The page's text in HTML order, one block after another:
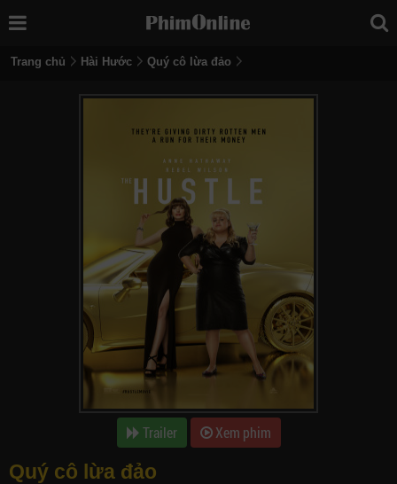
Trang chủ Hài Hước Quý cô lừa đảo
Trailer Xem phim
Quý cô lừa đảo